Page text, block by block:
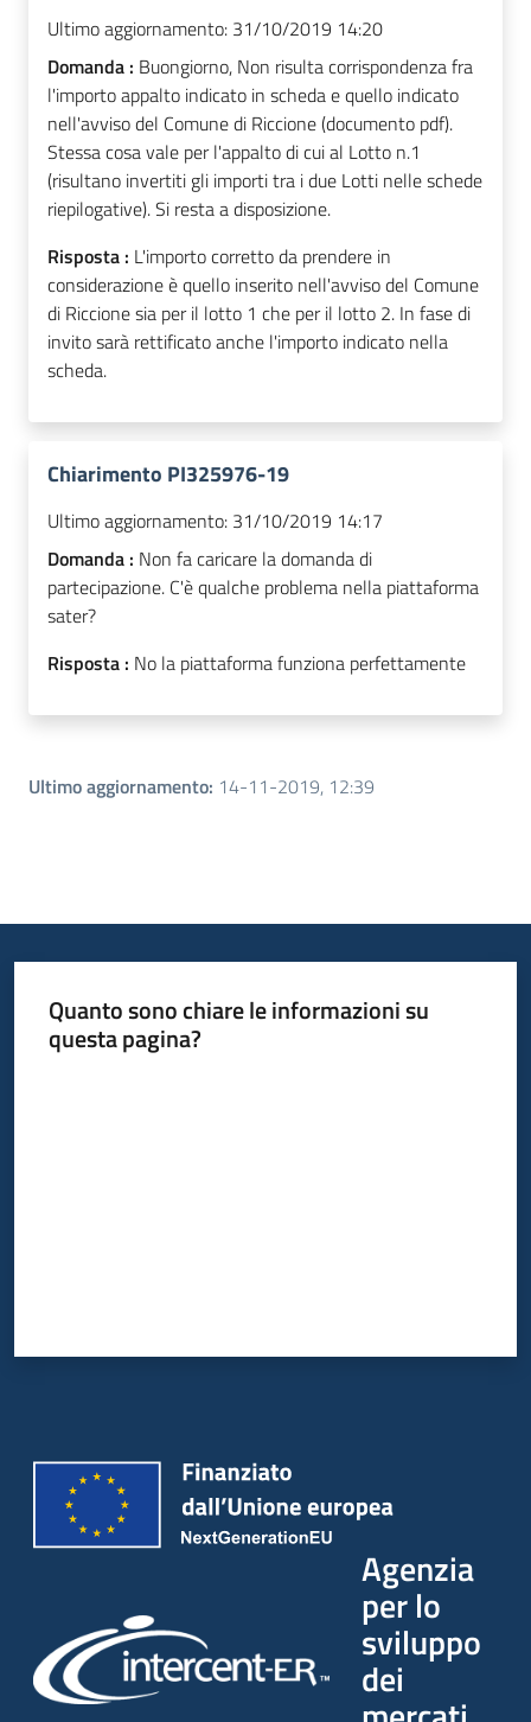
Ultimo aggiornamento: 31/10/2019 14:20
Domanda : Buongiorno, Non risulta corrispondenza fra
l'importo appalto indicato in scheda e quello indicato
nell'avviso del Comune di Riccione (documento pdf).
Stessa cosa vale per l'appalto di cui al Lotto n.1
(risultano invertiti gli importi tra i due Lotti nelle schede
riepilogative). Si resta a disposizione.
Risposta : L'importo corretto da prendere in
considerazione è quello inserito nell'avviso del Comune
di Riccione sia per il lotto 1 che per il lotto 2. In fase di
invito sarà rettificato anche l'importo indicato nella
scheda.
Chiarimento PI325976-19
Ultimo aggiornamento: 31/10/2019 14:17
Domanda : Non fa caricare la domanda di
partecipazione. C'è qualche problema nella piattaforma
sater?
Risposta : No la piattaforma funziona perfettamente
Ultimo aggiornamento: 14-11-2019, 12:39
Quanto sono chiare le informazioni su
questa pagina?
Agenzia
per lo
sviluppo
dei